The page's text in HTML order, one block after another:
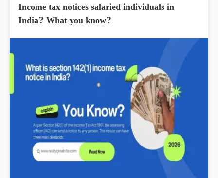
Income tax notices salaried individuals in
India? What you know?